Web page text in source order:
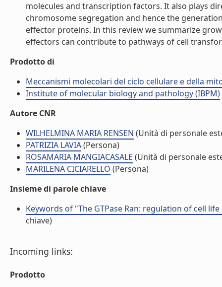
molecules and transcription factors. It also plays
chromosome segregation and hence the
effector proteins. In this review we summarize
effectors can contribute to pathways of cell
Prodotto di
Meccanismi molecolari del ciclo cellulare e della
Institute of molecular biology and pathology (IBPM)
Autore CNR
WILHELMINA MARIA RENSEN (Unità di personale
PATRIZIA LAVIA(Persona)
ROSAMARIA MANGIACASALE (Unità di personale
MARILENA CICIARELLO (Persona)
Insieme di parole chiave
Keywords of "The GTPase Ran: regulation of cell
chiave)
Incoming links:
Prodotto